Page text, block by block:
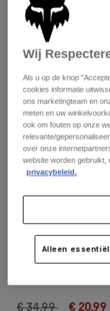
Jassen
Brillen
Sokken
Accessoires
Onderdelen
Broeken
Jassen
Protections
Brillen
Spare parts
Overhemden
Alles bekijken
Women
T-Shirts & Tops
Hoodies en truien
Jassen
Leggings & Broeken
Alles bekijken
Beschermers
Brillen
Socks
Alles bekijken
Moto
Helmen
Beschermers
Truckerscap
Price reduced
€ 34,99to€ 20,99
Wij
Als u op de knop
cookies informatie
ons marketingteam en
meten en uw
ook om fouten op onze
relevante/
over onze
website worden gebruikt,
privacybeleid.
Alleen